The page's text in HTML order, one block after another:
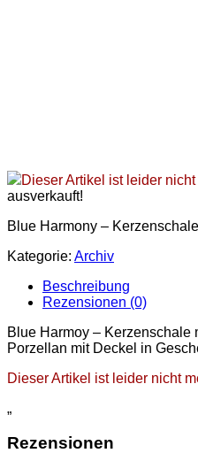
Dieser Artikel ist leider
ausverkauft!
Blue Harmony –
Kategorie: Archiv
Beschreibung
Rezensionen (0)
Blue Harmoy –
Porzellan mit Deckel in
Dieser Artikel ist leider nicht
„
Rezensionen